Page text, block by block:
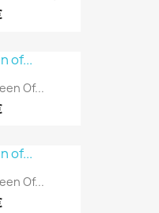
Of...
Of...